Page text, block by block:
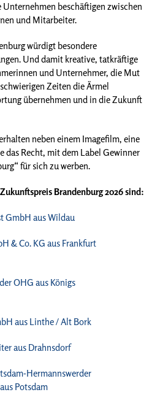
beschäftigen zwischen
und Mitarbeiter.
würdigt besondere
Und damit kreative, tatkräftige
und Unternehmer, die Mut
Zeiten die Ärmel
übernehmen und in die Zukunft
neben einem Imagefilm, eine
das Recht, mit dem Label Gewinner
für sich zu werben.
Brandenburg 2026 sind:
GmbH aus Wildau
& Co. KG aus Frankfurt
OHG aus Königs
aus Linthe / Alt Bork
aus Drahnsdorf
Hermannswerder
Potsdam